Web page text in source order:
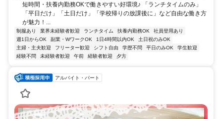
短時間・扶養内勤務OKで働きやすい好環境♪ 「ランチタイムのみ」
「平日だけ」「土日だけ」「学校帰りの放課後に」など自由な働き方
が魅力！...
制服あり 業界未経験者歓迎 ランチタイム 扶養内勤務OK
社員登用あり
週1日からOK
副業・WワークOK 1日4時間以内OK
土日祝のみOK
主婦・主夫歓迎
フリーター歓迎 シフト自由 学歴不問 平日のみOK
学生歓迎
経験不問
未経験者歓迎 午前 経験者歓迎 夕方
アルバイト・パート